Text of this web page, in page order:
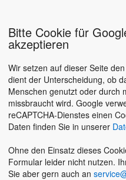
Bitte Cookie für
akzeptieren
Wir setzen auf dieser Seite
dient der Unterscheidung, ob
Menschen genutzt oder durch
missbraucht wird. Google
reCAPTCHA-Dienstes einen
Daten finden Sie in unserer
Ohne den Einsatz dieses
Formular leider nicht nutzen.
Sie aber gern auch an